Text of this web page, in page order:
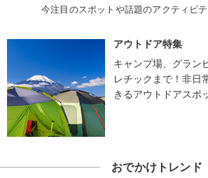
今注目のスポットや話題のアクティビ
アウトドア特集
キャンプ場、グラン
レチックまで！非日
きるアウトドアスポ
おでかけトレンド